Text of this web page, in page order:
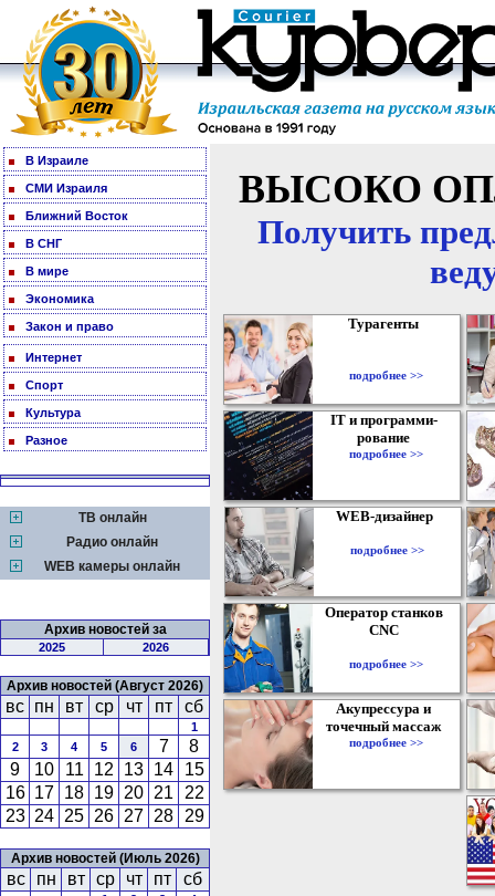
В Израиле
СМИ Израиля
Ближний Восток
В СНГ
В мире
Экономика
Закон и право
Интернет
Спорт
Культура
Разное
ТВ онлайн
Радио онлайн
WEB камеры онлайн
Архив новостей за
2025 2026
Архив новостей (Август 2026)
вс пн вт ср чт пт сб
1
2
3 4 5 6 7
8
9
10 11 12 13 14
15
16 17 18 19 20 21
22
23 24 25 26 27 28 29
Архив новостей (Июль 2026)
вс пн вт ср чт пт сб
ВЫСОКО
Получить
Турагенты
подробнее >>
IT и программи-
рование
подробнее >>
WEB-дизайнер
подробнее >>
Оператор станков
CNC
подробнее >>
Акупрессура и
точечный массаж
подробнее >>